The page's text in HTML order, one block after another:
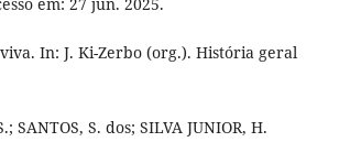
em: 27 jun. 2025.
In: J. Ki-Zerbo (org.). História geral
SANTOS, S. dos; SILVA JUNIOR, H.